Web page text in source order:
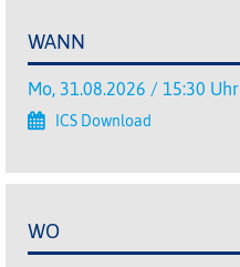
WANN
Mo, 31.08.2026 / 15:30
ICS Download
WO